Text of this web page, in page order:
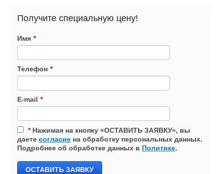
Получите специальную цену!
Имя *
Телефон *
E-mail *
*Нажимая на кнопку «ОСТАВИТЬ ЗАЯВКУ», вы
даете согласие на обработку персональных данных.
Подробнее об обработке данных в Политике.
ОСТАВИТЬ ЗАЯВКУ